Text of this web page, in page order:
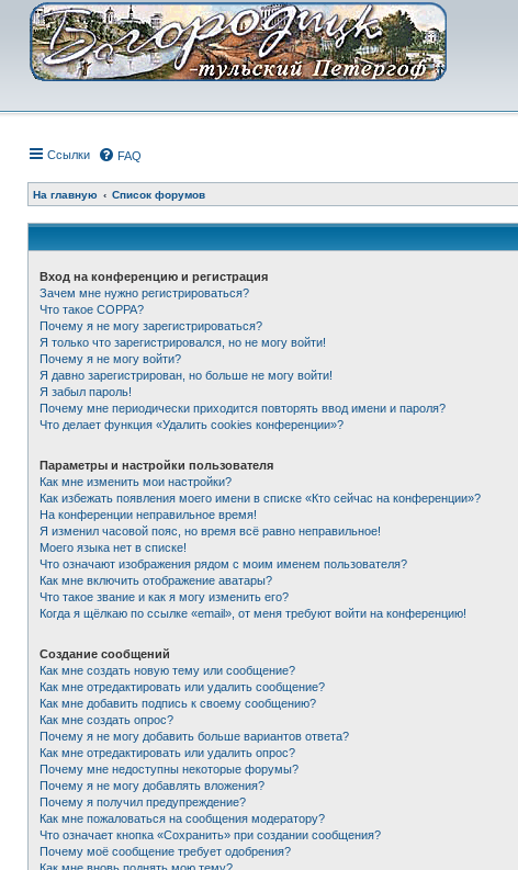
Ссылки FAQ
На главную Список форумов
Вход на конференцию и регистрация
Зачем мне нужно регистрироваться?
Что такое COPPA?
Почему я не могу зарегистрироваться?
Я только что зарегистрировался, но не могу войти!
Почему я не могу войти?
Я давно зарегистрирован, но больше не могу войти!
Я забыл пароль!
Почему мне периодически приходится повторять ввод имени и пароля?
Что делает функция «Удалить cookies конференции»?
Параметры и настройки пользователя
Как мне изменить мои настройки?
Как избежать появления моего имени в списке «Кто сейчас на конференции»?
На конференции неправильное время!
Я изменил часовой пояс, но время всё равно неправильное!
Моего языка нет в списке!
Что означают изображения рядом с моим именем пользователя?
Как мне включить отображение аватары?
Что такое звание и как я могу изменить его?
Когда я щёлкаю по ссылке «email», от меня требуют войти на конференцию!
Создание сообщений
Как мне создать новую тему или сообщение?
Как мне отредактировать или удалить сообщение?
Как мне добавить подпись к своему сообщению?
Как мне создать опрос?
Почему я не могу добавить больше вариантов ответа?
Как мне отредактировать или удалить опрос?
Почему мне недоступны некоторые форумы?
Почему я не могу добавлять вложения?
Почему я получил предупреждение?
Как мне пожаловаться на сообщения модератору?
Что означает кнопка «Сохранить» при создании сообщения?
Почему моё сообщение требует одобрения?